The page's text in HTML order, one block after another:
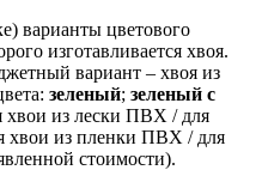
варианты цветового
изготавливается хвоя.
вариант – хвоя из
зеленый; зеленый с
хвои из лески ПВХ / для
хвои из пленки ПВХ / для
стоимости).